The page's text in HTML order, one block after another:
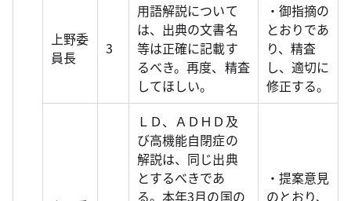
上野委
員長
3
用語解説について
は、出典の文書名
等は正確に記載す
るべき。再度、精査
してほしい。
・御指摘の
とおりであ
り、精査
し、適切に
修正する。
ＬＤ、ＡＤＨＤ及
び高機能自閉症の
解説は、同じ出典
とするべきであ
る。本年3月の国の
・提案意見
のとおり、